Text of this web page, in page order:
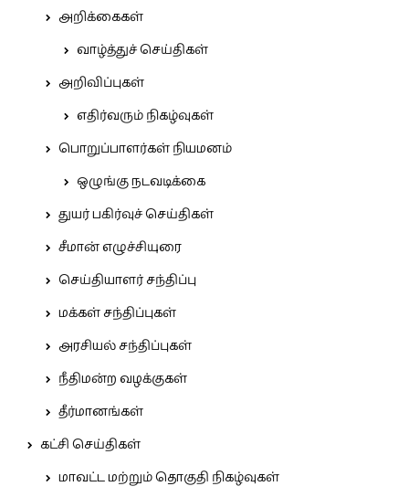
அறிக்கைகள்
வாழ்த்துச் செய்திகள்
அறிவிப்புகள்
எதிர்வரும் நிகழ்வுகள்
பொறுப்பாளர்கள் நியமனம்
ஒழுங்கு நடவடிக்கை
துயர் பகிர்வுச் செய்திகள்
சீமான் எழுச்சியுரை
செய்தியாளர் சந்திப்பு
மக்கள் சந்திப்புகள்
அரசியல் சந்திப்புகள்
நீதிமன்ற வழக்குகள்
தீர்மானங்கள்
கட்சி செய்திகள்
மாவட்ட மற்றும் தொகுதி நிகழ்வுகள்